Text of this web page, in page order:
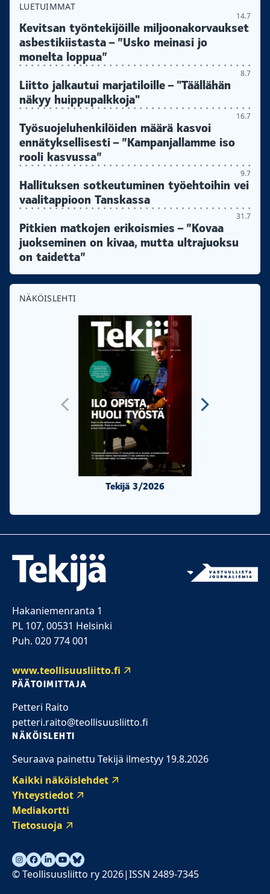
LUETUIMMAT
14.7
Kevitsan työntekijöille miljoonakorvaukset
asbestikiistasta – ”Usko meinasi jo
monelta loppua”
8.7
Liitto jalkautui marjatiloille – "Täällähän
näkyy huippupalkkoja"
16.7
Työsuojeluhenkilöiden määrä kasvoi
ennätyksellisesti – ”Kampanjallamme iso
rooli kasvussa”
9.7
Hallituksen sotkeutuminen työehtoihin vei
vaalitappioon Tanskassa
31.7
Pitkien matkojen erikoismies – ”Kovaa
juokseminen on kivaa, mutta ultrajuoksu
on taidetta”
NÄKÖISLEHTI
Tekijä 3/2026
Hakaniemenranta 1
PL 107, 00531 Helsinki
Puh. 020 774 001
www.teollisuusliitto.fi
PÄÄTOIMITTAJA
Petteri Raito
petteri.raito@teollisuusliitto.fi
NÄKÖISLEHTI
Seuraava painettu Tekijä ilmestyy 19.8.2026
Kaikki näköislehdet
Yhteystiedot
Mediakortti
Tietosuoja
© Teollisuusliitto ry 2026|ISSN 2489-7345